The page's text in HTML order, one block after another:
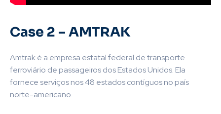
Case 2 – AMTRAK
Amtrak é a empresa estatal federal de transporte
ferroviário de passageiros dos Estados Unidos. Ela
fornece serviços nos 48 estados contíguos no país
norte-americano.